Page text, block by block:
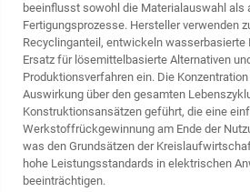
beeinflusst sowohl die Materialauswahl als
Fertigungsprozesse. Hersteller verwenden
Recyclinganteil, entwickeln
Ersatz für lösemittelbasierte Alternativen
Produktionsverfahren ein. Die
Auswirkung über den gesamten
Konstruktionsansätzen geführt, die eine
Werkstoffrückgewinnung am Ende der
was den Grundsätzen der
hohe Leistungsstandards in elektrischen
beeinträchtigen.